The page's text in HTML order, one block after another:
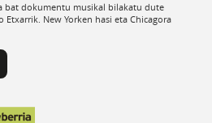
bat dokumentu musikal bilakatu dute
Etxarrik. New Yorken hasi eta Chicagora